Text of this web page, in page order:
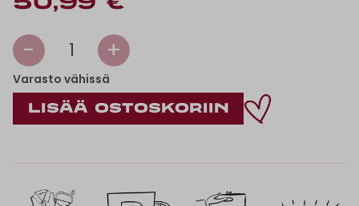
50,99 €
- 1 +
Varasto vähissä